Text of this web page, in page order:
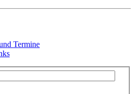
Termine